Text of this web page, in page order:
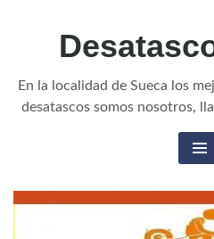
En la localidad de Sueca los
desatascos somos nosotros,